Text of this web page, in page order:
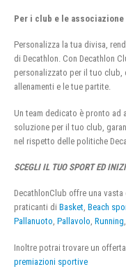
Per i club e le
Personalizza la tua divisa,
di Decathlon. Con Decathlon
personalizzato per il tuo club,
allenamenti e le tue partite.
Un team dedicato è pronto
soluzione per il tuo club,
nel rispetto delle politiche
SCEGLI IL TUO SPORT ED
DecathlonClub offre una
praticanti di Basket, Beach
Pallanuoto, Pallavolo, Running,
Inoltre potrai trovare un
premiazioni sportive